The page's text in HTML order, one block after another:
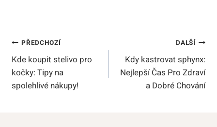
Navigace
Pro
Příspěvek
PŘEDCHOZÍ
Kde koupit stelivo pro
kočky: Tipy na
spolehlivé nákupy!
DALŠÍ
Kdy kastrovat sphynx:
Nejlepší Čas Pro Zdraví
a Dobré Chování